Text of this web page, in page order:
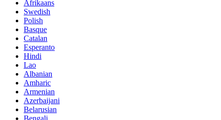
Afrikaans
Swedish
Polish
Basque
Catalan
Esperanto
Hindi
Lao
Albanian
Amharic
Armenian
Azerbaijani
Belarusian
Bengali